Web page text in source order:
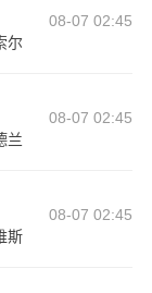
08-07 02:45
尔
08-07 02:45
兰
08-07 02:45
斯